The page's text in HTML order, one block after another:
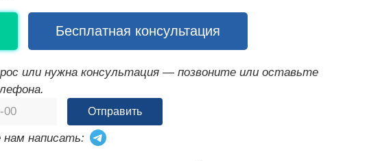
Бесплатная консультация
или нужна консультация — позвоните или оставьте
Отправить
написать: